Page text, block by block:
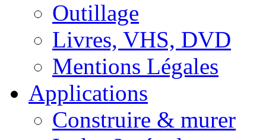
Outillage
Livres, VHS, DVD
Mentions Légales
Applications
Construire & murer